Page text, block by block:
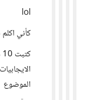
lol
كأني
الموضوع